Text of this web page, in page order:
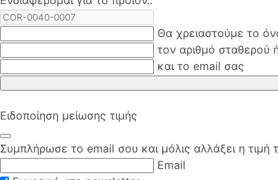
Θα χρειαστούμε το
τον αριθμό σταθερού
και το email σας
Ειδοποίηση μείωσης τιμής
Συμπλήρωσε το email σου και μόλις αλλάξει η τιμή
Email